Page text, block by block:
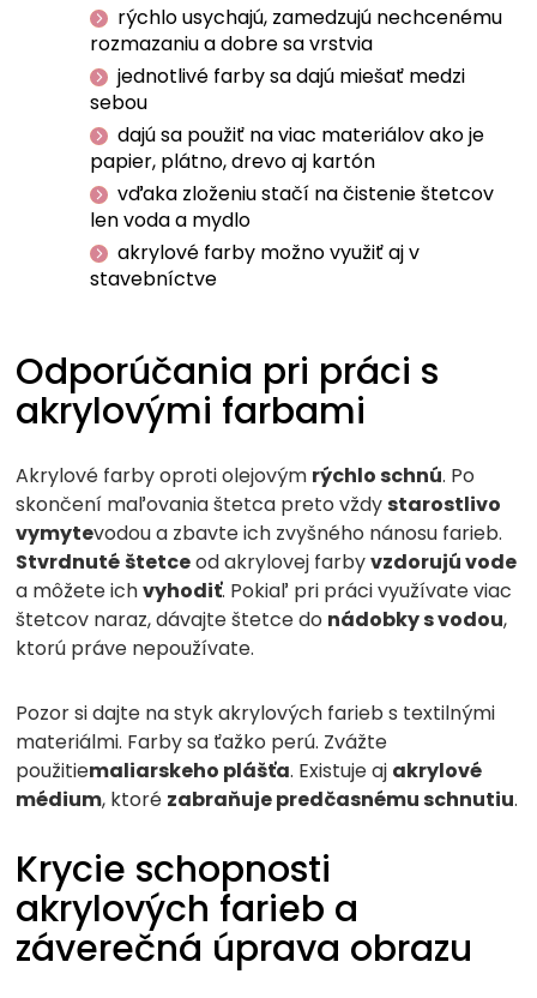
rýchlo usychajú, zamedzujú nechcenému
rozmazaniu a dobre sa vrstvia
jednotlivé farby sa dajú miešať medzi
sebou
dajú sa použiť na viac materiálov ako je
papier, plátno, drevo aj kartón
vďaka zloženiu stačí na čistenie štetcov
len voda a mydlo
akrylové farby možno využiť aj v
stavebníctve
Odporúčania pri práci s
akrylovými farbami
Akrylové farby oproti olejovým rýchlo schnú. Po
skončení maľovania štetca preto vždystarostlivo
vymytevodou a zbavte ich zvyšného nánosu farieb.
Stvrdnutéštetceod akrylovej farbyvzdorujú vode
a môžete ichvyhodiť. Pokiaľ pri práci využívate viac
štetcov naraz, dávajte štetce do nádobky s vodou,
ktorú práve nepoužívate.
Pozor si dajte na styk akrylových farieb s textilnými
materiálmi. Farby sa ťažko perú. Zvážte
použitiemaliarskeho plášťa. Existuje aj akrylové
médium, ktoré zabraňuje predčasnému schnutiu.
Krycie schopnosti
akrylových farieb a
záverečná úprava obrazu